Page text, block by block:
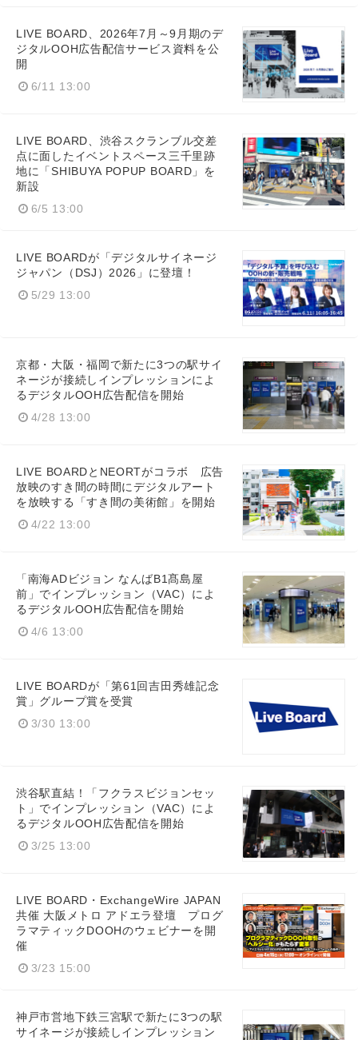
LIVE BOARD、2026年7月～9月期のデ
ジタルOOH広告配信サービス資料を公
開
6/11 13:00
LIVE BOARD、渋谷スクランブル交差
点に面したイベントスペース三千里跡
地に「SHIBUYA POPUP BOARD」を
新設
6/5 13:00
LIVE BOARDが「デジタルサイネージ
ジャパン（DSJ）2026」に登壇！
5/29 13:00
京都・大阪・福岡で新たに3つの駅サイ
ネージが接続しインプレッションによ
るデジタルOOH広告配信を開始
4/28 13:00
LIVE BOARDとNEORTがコラボ 広告
放映のすき間の時間にデジタルアート
を放映する「すき間の美術館」を開始
4/22 13:00
「南海ADビジョン なんばB1髙島屋
前」でインプレッション（VAC）によ
るデジタルOOH広告配信を開始
4/6 13:00
LIVE BOARDが「第61回吉田秀雄記念
賞」グループ賞を受賞
3/30 13:00
渋谷駅直結！「フクラスビジョンセッ
ト」でインプレッション（VAC）によ
るデジタルOOH広告配信を開始
3/25 13:00
LIVE BOARD・ExchangeWire JAPAN
共催 大阪メトロ アドエラ登壇 プログ
ラマティックDOOHのウェビナーを開
催
3/23 15:00
神戸市営地下鉄三宮駅で新たに3つの駅
サイネージが接続しインプレッション
Japanese
English